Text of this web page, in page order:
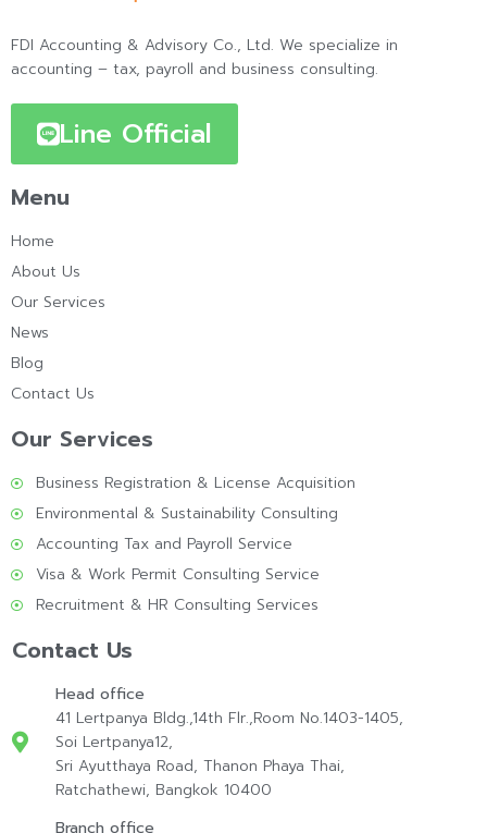
FDI Accounting & Advisory Co., Ltd. We specialize in
accounting – tax, payroll and business consulting.
Line Official
Menu
Home
About Us
Our Services
News
Blog
Contact Us
Our Services
Business Registration & License Acquisition
Environmental & Sustainability Consulting
Accounting Tax and Payroll Service
Visa & Work Permit Consulting Service
Recruitment & HR Consulting Services
Contact Us
Head office
41 Lertpanya Bldg.,14th Flr.,Room No.1403-1405,
Soi Lertpanya12,
Sri Ayutthaya Road, Thanon Phaya Thai,
Ratchathewi, Bangkok 10400
Branch office